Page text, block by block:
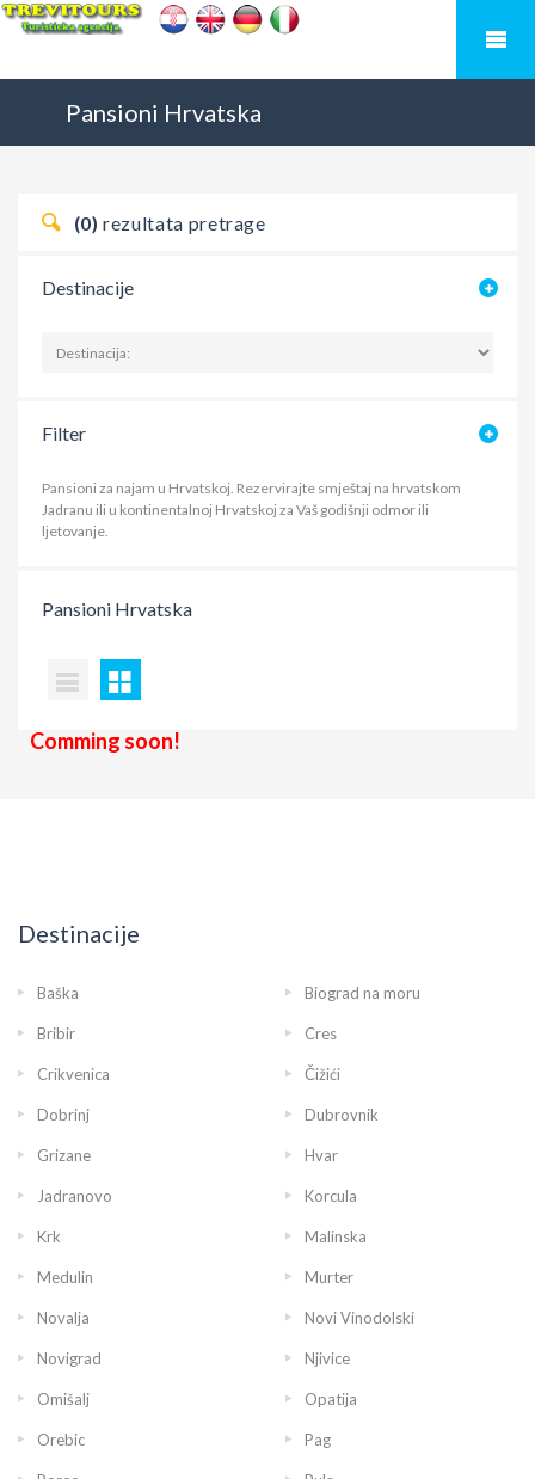
Pansioni Hrvatska
(0) rezultata pretrage
Destinacije
Filter
Pansioni za najam u Hrvatskoj. Rezervirajte smještaj na hrvatskom
Jadranu ili u kontinentalnoj Hrvatskoj za Vaš godišnji odmor ili
ljetovanje.
Pansioni Hrvatska
Comming soon!
Destinacije
Baška Biograd na moru
Bribir Cres
Crikvenica Čižići
Dobrinj Dubrovnik
Grizane Hvar
Jadranovo Korcula
Krk Malinska
Medulin Murter
Novalja Novi Vinodolski
Novigrad Njivice
Omišalj Opatija
Orebic Pag